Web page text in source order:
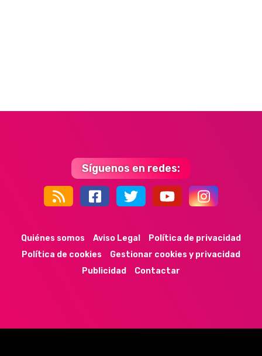
Síguenos en redes:
Quiénes somos Aviso Legal
Política de privacidad
Política de cookies
Gestionar cookies y privacidad
Publicidad
Contactar